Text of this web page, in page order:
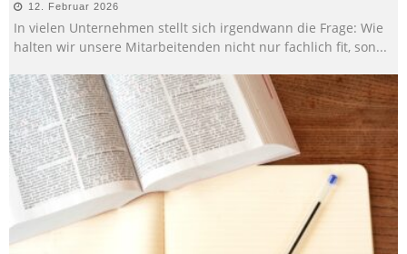
12. Februar 2026
In vielen Unternehmen stellt sich irgendwann die Frage: Wie
halten wir unsere Mitarbeitenden nicht nur fachlich fit, son...